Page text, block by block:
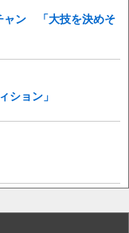
ャン 「大技を決めそ
ション」